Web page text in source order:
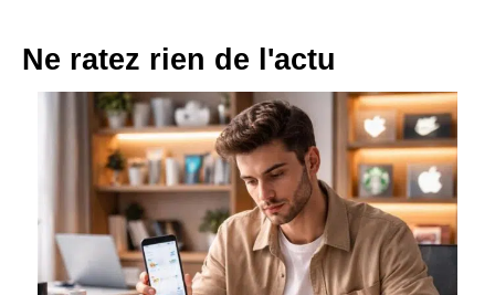
Ne ratez rien de l'actu